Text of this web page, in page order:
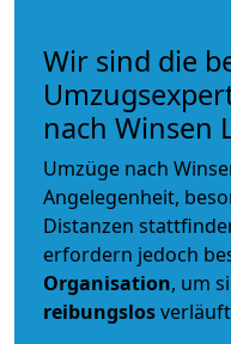
Wir sind die
nach Winsen
Umzüge nach
Angelegenheit,
Distanzen
erfordern jedoch
Organisation, um
reibungslos